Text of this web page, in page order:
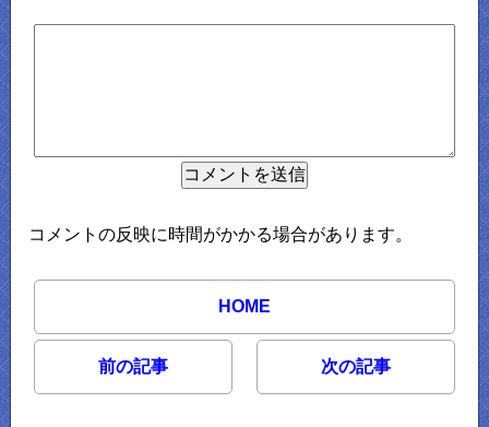
コメントの反映に時間がかかる場合があります。
HOME
前の記事 次の記事